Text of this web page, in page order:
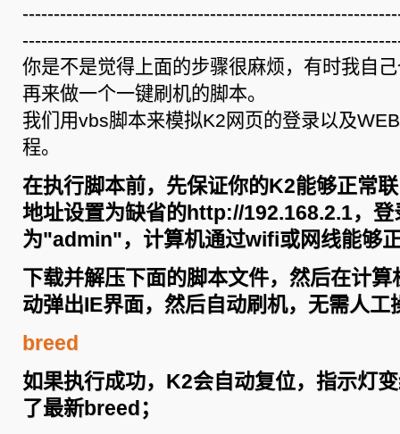
你是不是觉得上面的步骤很麻烦，有时我自
再来做一个一键刷机的脚本。
我们用vbs脚本来模拟K2网页的登录以及
程。
在执行脚本前，先保证你的K2能够正常
地址设置为缺省的http://192.168.2.1，登
为"admin"，计算机通过wifi或网线能够
下载并解压下面的脚本文件，然后在计
动弹出IE界面，然后自动刷机，无需人工
breed
如果执行成功，K2会自动复位，指示灯
了最新breed；